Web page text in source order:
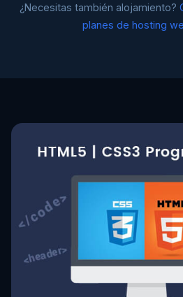
¿Necesitas también alojamiento?
planes de hosting